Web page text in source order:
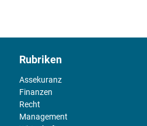
Rubriken
Assekuranz
Finanzen
Recht
Management